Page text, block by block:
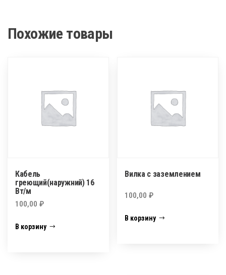
ЭРА
Похожие товары
Кабель
греющий(наружний) 16
Вт/м
100,00 ₽
В корзину
Вилка с заземлением
100,00₽
В корзину